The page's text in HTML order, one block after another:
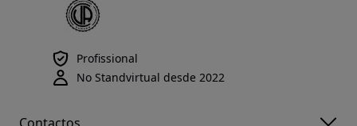
Profissional
No Standvirtual desde 2022